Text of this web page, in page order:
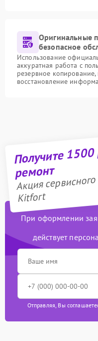
Оригинальные
безопасное
Использование
аккуратная работа с
резервное
восстановление
Получите
ремонт
Акция
Kitfort
При оформлении
действует
Отправляя, Вы